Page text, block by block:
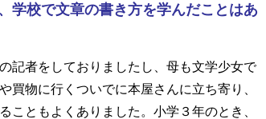
学校で文章の書き方を学んだことはあ
記者をしておりましたし、母も文学少女で
買物に行くついでに本屋さんに立ち寄り、
こともよくありました。小学３年のとき、